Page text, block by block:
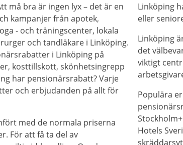
må bra är ingen lyx – det är en
kampanjer från apotek,
- och träningscenter, lokala
och tandläkare i Linköping.
i Linköping på
kosttillskott, skönhetsingrepp
har pensionärsrabatt? Varje
och erbjudanden på allt för
med de normala priserna
För att få ta del av
Linköping
eller
Linköping
det
viktigt
Populära
Hotels